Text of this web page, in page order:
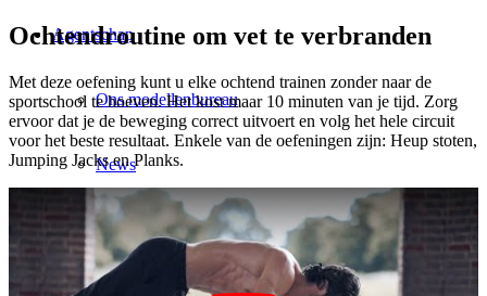
Agentschap
Ons modellenbureau
News
Creator
Ochtendroutine om vet te verbranden
Met deze oefening kunt u elke ochtend trainen zonder naar de
sportschool te hoeven. Het kost maar 10 minuten van je tijd. Zorg
ervoor dat je de beweging correct uitvoert en volg het hele circuit
voor het beste resultaat. Enkele van de oefeningen zijn: Heup stoten,
Jumping Jacks en Planks.